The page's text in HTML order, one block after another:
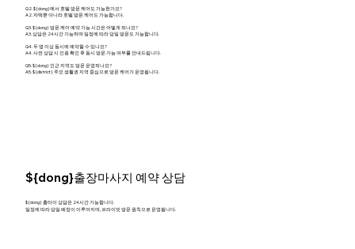
Q2. ${dong}에서 호텔 방문 케어도 가능한가요?
A2. 자택뿐 아니라 호텔 방문 케어도 가능합니다.
Q3. ${dong} 방문 케어 예약 가능 시간은 어떻게 되나요?
A3. 상담은 24시간 가능하며 일정에 따라 당일 방문도 가능합니다.
Q4. 두 명 이상 동시에 예약할 수 있나요?
A4. 사전 상담 시 인원 확인 후 동시 방문 가능 여부를 안내드립니다.
Q5. ${dong} 인근 지역도 방문 운영되나요?
A5. ${district} 주요 생활권 지역 중심으로 방문 케어가 운영됩니다.
${dong}출장마사지 예약 상담
${dong} 홈타이 상담은 24시간 가능합니다.
일정에 따라 당일 배정이 이루어지며, 프라이빗 방문 원칙으로 운영됩니다.